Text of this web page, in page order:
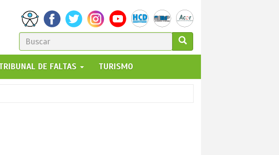
FORMULARIO
DE
BÚSQUEDA
GO!
DE FALTAS TURISMO